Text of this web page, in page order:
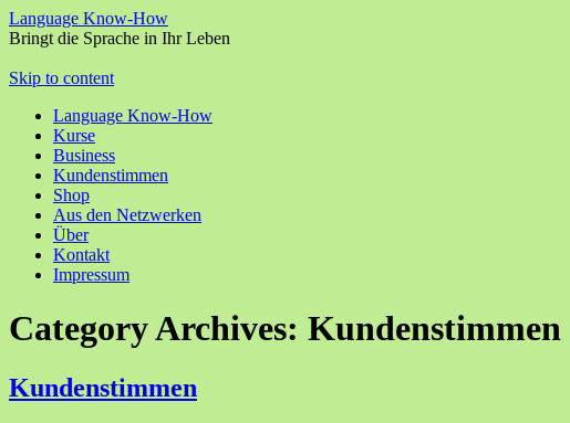
Language Know-How
Bringt die Sprache in Ihr Leben
Skip to content
Language Know-How
Kurse
Business
Kundenstimmen
Shop
Aus den Netzwerken
Über
Kontakt
Impressum
Category Archives: Kundenstimmen
Kundenstimmen